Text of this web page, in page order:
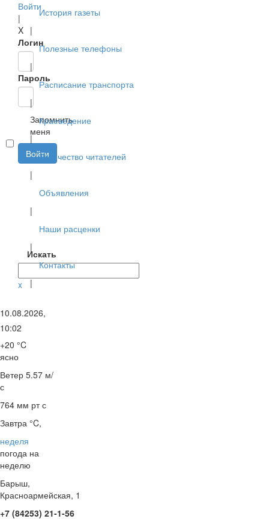
Войти
|
X
Логин
Пароль
Запомнить
меня
Войти
Искать
x
История газеты
|
Полезные телефоны
|
Расписание транспорта
|
Краеведение
|
Творчество читателей
|
Объявления
|
Наши расценки
|
Контакты
|
10.08.2026,
10:02
+20 °C
ясно
Ветер 5.57 м/
с
764 мм рт с
Завтра °C,
неделя
погода на
неделю
Барыш,
Красноармейская, 1
+7 (84253) 21-1-56